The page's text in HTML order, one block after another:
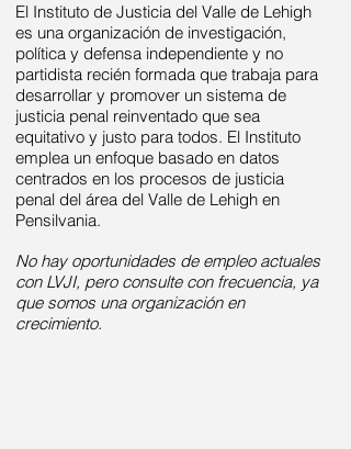
El Instituto de Justicia del Valle de Lehigh
es una organización de investigación,
política y defensa independiente y no
partidista recién formada que trabaja para
desarrollar y promover un sistema de
justicia penal reinventado que sea
equitativo y justo para todos. El Instituto
emplea un enfoque basado en datos
centrados en los procesos de justicia
penal del área del Valle de Lehigh en
Pensilvania.
No hay oportunidades de empleo actuales
con LVJI, pero consulte con frecuencia, ya
que somos una organización en
crecimiento.